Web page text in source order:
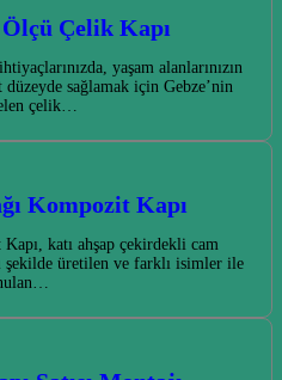
Çelik Kapı
yaşam alanlarınızın
sağlamak için Gebze’nin
çelik…
Kompozit Kapı
katı ahşap çekirdekli cam
üretilen ve farklı isimler ile